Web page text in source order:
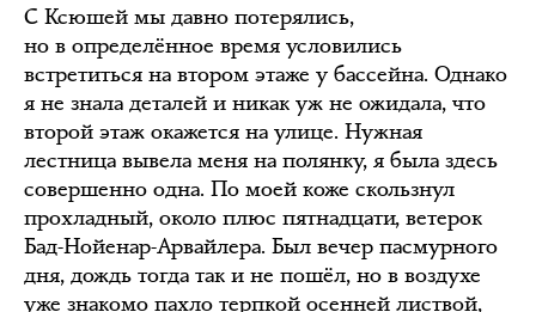
С Ксюшей мы давно потерялись,
но в определённое время условились
встретиться на втором этаже у бассейна. Однако
я не знала деталей и никак уж не ожидала, что
второй этаж окажется на улице. Нужная
лестница вывела меня на полянку, я была здесь
совершенно одна. По моей коже скользнул
прохладный, около плюс пятнадцати, ветерок
Бад-Нойенар-Арвайлера. Был вечер пасмурного
дня, дождь тогда так и не пошёл, но в воздухе
уже знакомо пахло терпкой осенней листвой,